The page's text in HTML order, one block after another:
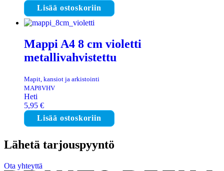
Lisää ostoskoriin
Mappi A4 8 cm violetti
metallivahvistettu
Mapit, kansiot ja arkistointi
MAP8VHV
Heti
5,95 €
Lisää ostoskoriin
Lähetä tarjouspyyntö
Ota yhteyttä